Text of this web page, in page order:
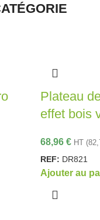
Plateau
effet bois
68,96 € HT (
REF: DR821
Ajouter au